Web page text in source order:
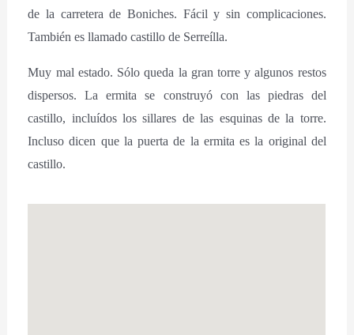
de la carretera de Boniches. Fácil y sin complicaciones.
También es llamado castillo de Serreílla.
Muy mal estado. Sólo queda la gran torre y algunos restos
dispersos. La ermita se construyó con las piedras del
castillo, incluídos los sillares de las esquinas de la torre.
Incluso dicen que la puerta de la ermita es la original del
castillo.